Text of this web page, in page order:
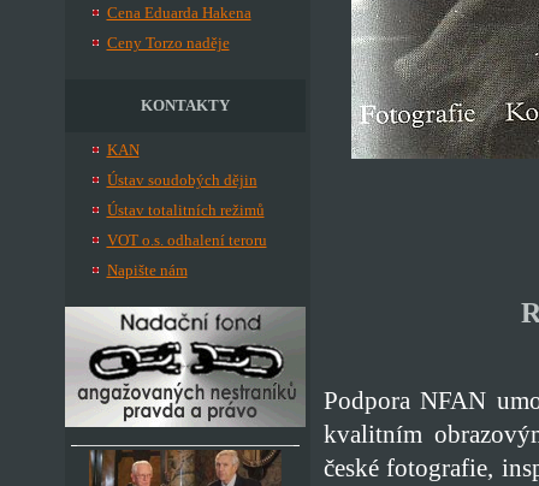
Cena Eduarda Hakena
Ceny Torzo naděje
KONTAKTY
KAN
Ústav soudobých dějin
Ústav totalitních režimů
VOT o.s. odhalení teroru
Napište nám
Podpora NFAN
kvalitním
české fotografie,